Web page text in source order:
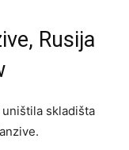
Rusija
uništila skladišta